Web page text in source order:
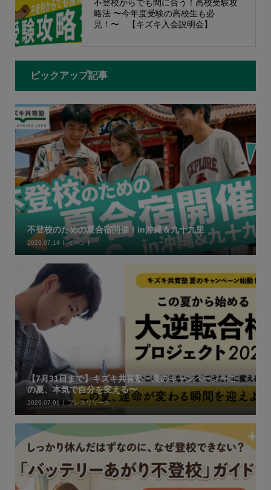
不登校からでも間に合う！高校受験攻
略法 〜今年度受験の高校生も必
見！〜 【キズキ入会説明会】
ピックアップ記事
不登校のための夏合宿開催！in沖縄＆九十九里
2026.07.14 イベント
【7月31日まで】キズキ共育塾・夏のキャンペーン〜こ
の夏、本気で自分を変える〜
2026.07.01 プレスリリース